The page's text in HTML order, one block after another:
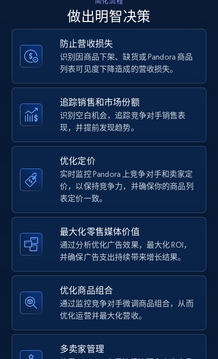
Amazon products - find products by using
upc numbers
price, Currency, Availability, Reviews count, and
more.
35.3K+ 5.7K+ 立即开始
Amazon Reviews
URL, Product name, Product rating, Product
rating object, Product rating max, Rating,
Author name, Asin, and more.
7.4K+ 871+
Walmart - products
URL, Final price, Sku, Currency, Gtin,
more.
5.6K+ 876+ 立即开始
Walmart - products - Find new products by
做出明智决策
防止营收损失
识别因商品下架、缺货或 Pandora 商品
列表可见度下降造成的营收损失。
追踪销售和市场份额
识别空白机会，追踪竞争对手销售表
现，并提前发现趋势。
优化定价
实时监控 Pandora 上竞争对手和卖家定
价，以保持竞争力，并确保你的商品列
表定价一致。
最大化零售媒体价值
通过分析优化广告效果，最大化 ROI，
并确保广告支出持续带来增长结果。
优化商品组合
通过监控竞争对手微调商品组合，从而
优化运营并最大化营收。
多卖家管理